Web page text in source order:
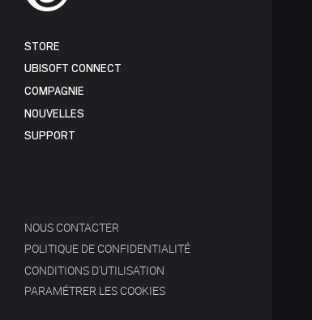
STORE
UBISOFT CONNECT
COMPAGNIE
NOUVELLES
SUPPORT
NOUS CONTACTER
POLITIQUE DE CONFIDENTIALITÉ
CONDITIONS D'UTILISATION
PARAMÉTRER LES COOKIES